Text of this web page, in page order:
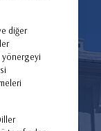
diğer
yönergeyi